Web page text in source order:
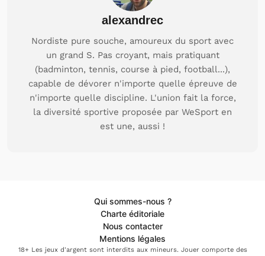
alexandrec
Nordiste pure souche, amoureux du sport avec
un grand S. Pas croyant, mais pratiquant
(badminton, tennis, course à pied, football...),
capable de dévorer n'importe quelle épreuve de
n'importe quelle discipline. L'union fait la force,
la diversité sportive proposée par WeSport en
est une, aussi !
Qui sommes-nous ?
Charte éditoriale
Nous contacter
Mentions légales
18+ Les jeux d'argent sont interdits aux mineurs. Jouer comporte des